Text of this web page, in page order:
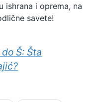
ishrana i oprema, na
savete!
Š: Šta